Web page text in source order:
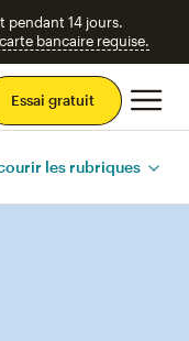
pendant 14 jours.
bancaire requise.
Essai gratuit
les rubriques